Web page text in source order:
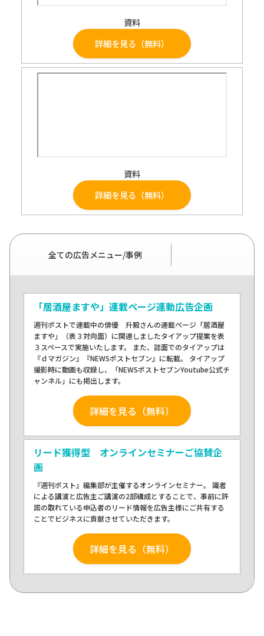
資料
詳細を見る（無料）
資料
詳細を見る（無料）
全ての広告メニュー/事例
「居酒屋ますや」連載ページ連動広告企画
週刊ポストで連載中の俳優 升毅さんの連載ページ「居酒屋
ますや」（表３対向面）に関連しましたタイアップ提案を表
３スペースで実施いたします。 また、誌面でのタイアップは
『ｄマガジン』『NEWSポストセブン』に転載。 タイアップ
撮影時に動画も収録し、「NEWSポストセブンYoutube公式チ
ャンネル」にも掲出します。
詳細を見る（無料）
リード獲得型 オンラインセミナーご協賛企
画
『週刊ポスト』編集部が主催するオンラインセミナー。 識者
による講演と広告主ご講演の2部構成とすることで、事前に許
諾の取れている申込者のリード情報を広告主様にご共有する
ことでビジネスに貢献させていただきます。
詳細を見る（無料）